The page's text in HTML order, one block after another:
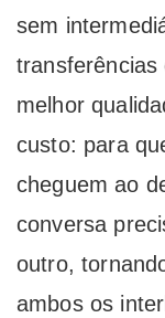
sem
transferências
melhor
custo: para
cheguem ao
conversa
outro,
ambos os